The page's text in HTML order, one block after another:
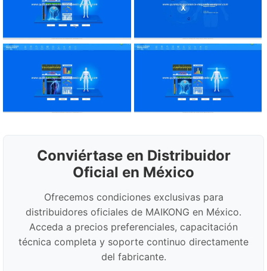
Conviértase en Distribuidor
Oficial en México
Ofrecemos condiciones exclusivas para
distribuidores oficiales de MAIKONG en México.
Acceda a precios preferenciales, capacitación
técnica completa y soporte continuo directamente
del fabricante.